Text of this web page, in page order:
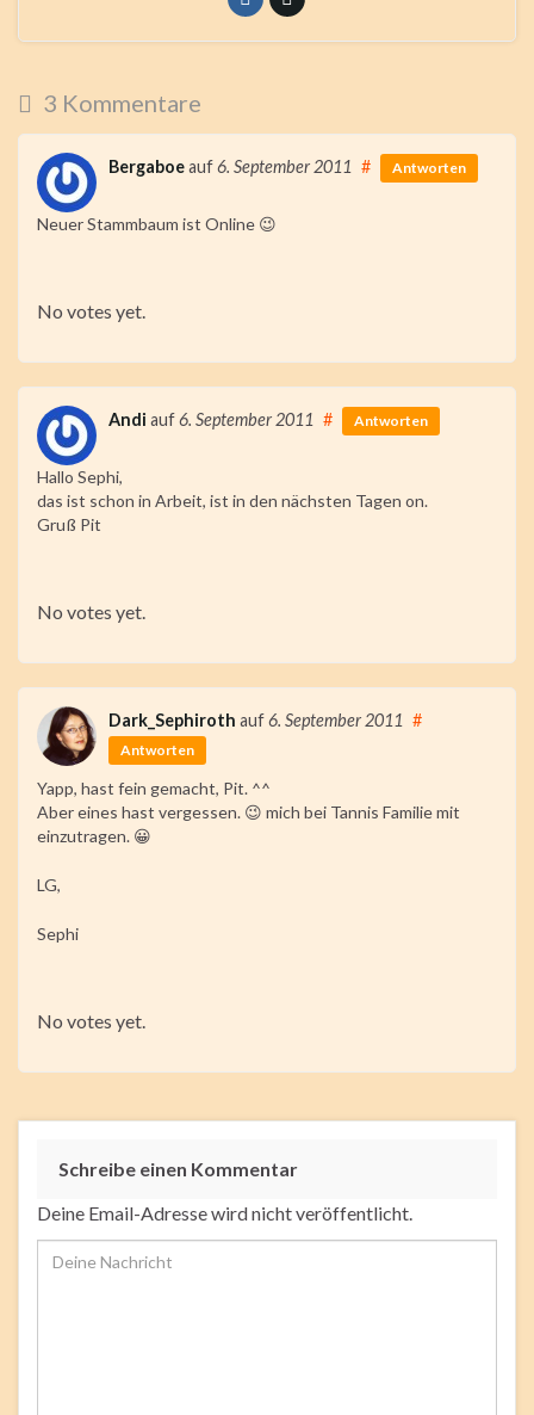
Rating
3 Kommentare
Bergaboeauf6. September 2011 # Antworten
Neuer Stammbaum ist Online 😉
this
Submit
Rating
No votes yet.
Andi auf6. September 2011 # Antworten
Hallo Sephi,
das ist schon in Arbeit, ist in den nächsten Tagen on.
Gruß Pit
this
Submit
Rating
No votes yet.
Dark_Sephiroth auf6. September 2011 #
Antworten
Yapp, hast fein gemacht, Pit. ^^
Aber eines hast vergessen. 😉 mich bei Tannis Familie mit
einzutragen. 😀
LG,
Sephi
this
Submit
No votes yet.
Schreibe einen Kommentar
Deine Email-Adresse wird nicht veröffentlicht.